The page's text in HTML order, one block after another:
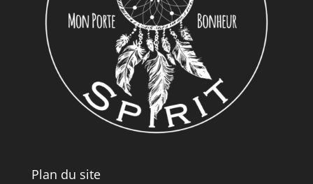
Plan du site